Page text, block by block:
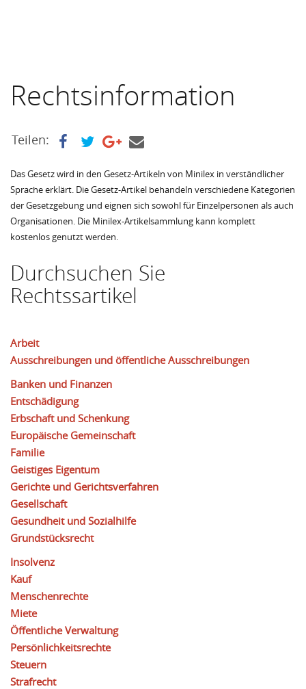
Rechtsinformation
Teilen:
Das Gesetz wird in den Gesetz-Artikeln von Minilex in verständlicher
Sprache erklärt. Die Gesetz-Artikel behandeln verschiedene Kategorien
der Gesetzgebung und eignen sich sowohl für Einzelpersonen als auch
Organisationen. Die Minilex-Artikelsammlung kann komplett
kostenlos genutzt werden.
Durchsuchen Sie
Rechtssartikel
Arbeit
Ausschreibungen und öffentliche Ausschreibungen
Banken und Finanzen
Entschädigung
Erbschaft und Schenkung
Europäische Gemeinschaft
Familie
Geistiges Eigentum
Gerichte und Gerichtsverfahren
Gesellschaft
Gesundheit und Sozialhilfe
Grundstücksrecht
Insolvenz
Kauf
Menschenrechte
Miete
Öffentliche Verwaltung
Persönlichkeitsrechte
Steuern
Strafrecht